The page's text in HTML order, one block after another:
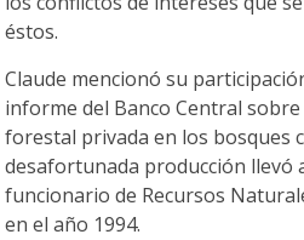
éstos.
Claude mencionó su
informe del Banco Central
forestal privada en los bosques
desafortunada producción llevó
funcionario de Recursos
en el año 1994.